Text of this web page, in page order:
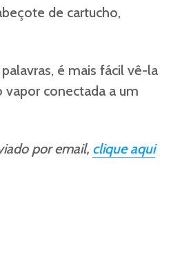
de cartucho,
é mais fácil vê-la
conectada a um
por email, clique aqui